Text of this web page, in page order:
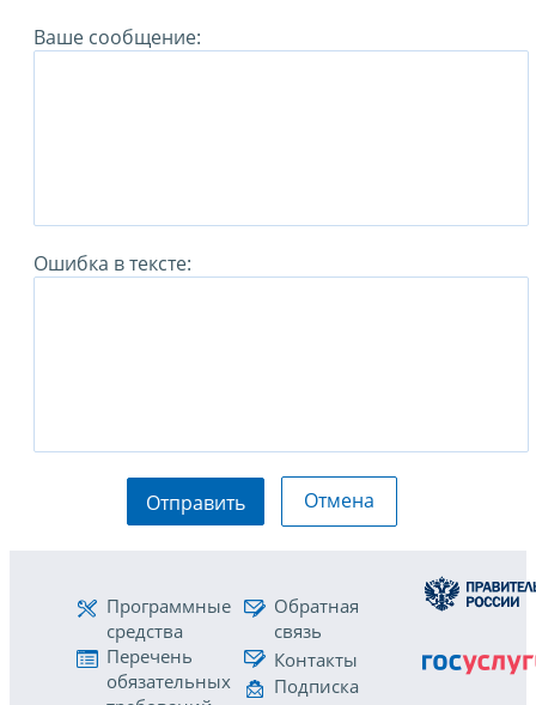
Ваше сообщение:
Ошибка в тексте:
Отправить Отмена
Программные
средства
Перечень
обязательных
Обратная
связь
Контакты
Подписка